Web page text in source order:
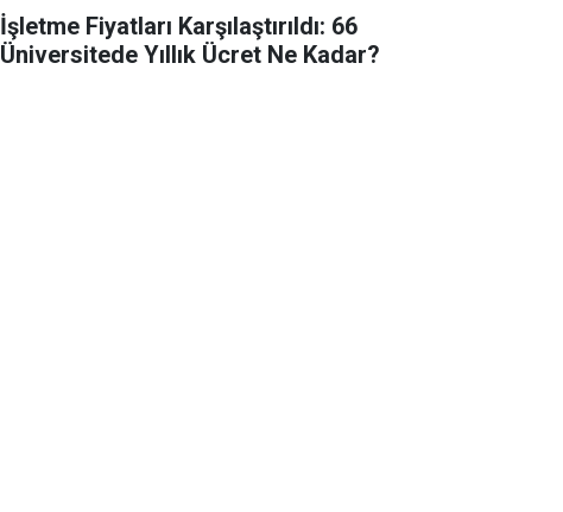
İşletme Fiyatları Karşılaştırıldı: 66
Üniversitede Yıllık Ücret Ne Kadar?